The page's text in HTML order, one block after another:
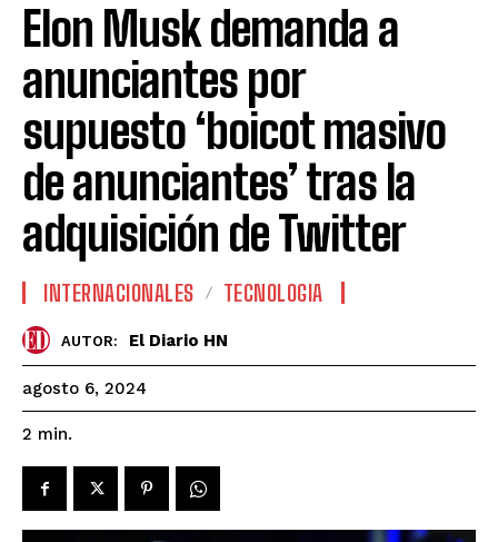
Elon Musk demanda a
anunciantes por
supuesto ‘boicot masivo
de anunciantes’ tras la
adquisición de Twitter
INTERNACIONALES TECNOLOGIA
AUTOR: El Diario HN
agosto 6, 2024
2 min.